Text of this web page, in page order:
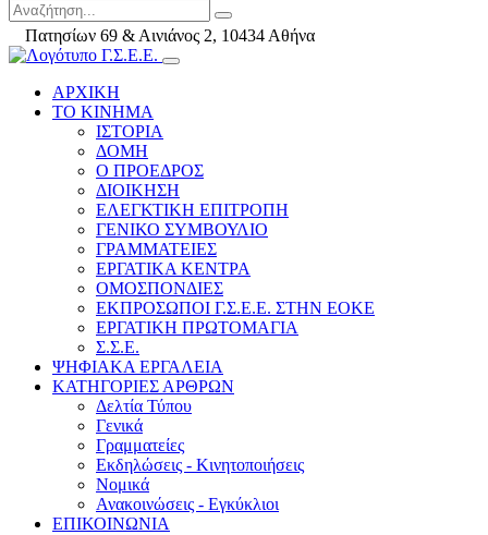
Πατησίων 69 & Αινιάνος 2, 10434 Αθήνα
ΑΡΧΙΚΗ
ΤΟ ΚΙΝΗΜΑ
ΙΣΤΟΡΙΑ
ΔΟΜΗ
Ο ΠΡΟΕΔΡΟΣ
ΔΙΟΙΚΗΣΗ
ΕΛΕΓΚΤΙΚΗ ΕΠΙΤΡΟΠΗ
ΓΕΝΙΚΟ ΣΥΜΒΟΥΛΙΟ
ΓΡΑΜΜΑΤΕΙΕΣ
ΕΡΓΑΤΙΚΑ ΚΕΝΤΡΑ
ΟΜΟΣΠΟΝΔΙΕΣ
ΕΚΠΡΟΣΩΠΟΙ Γ.Σ.Ε.Ε. ΣΤΗΝ ΕΟΚΕ
ΕΡΓΑΤΙΚΗ ΠΡΩΤΟΜΑΓΙΑ
Σ.Σ.Ε.
ΨΗΦΙΑΚΑ ΕΡΓΑΛΕΙΑ
ΚΑΤΗΓΟΡΙΕΣ ΑΡΘΡΩΝ
Δελτία Τύπου
Γενικά
Γραμματείες
Εκδηλώσεις - Κινητοποιήσεις
Νομικά
Ανακοινώσεις - Εγκύκλιοι
ΕΠΙΚΟΙΝΩΝΙΑ